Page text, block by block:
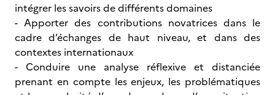
intégrer les savoirs de différents domaines
- Apporter des contributions novatrices dans le
cadre d’échanges de haut niveau, et dans des
contextes internationaux
- Conduire une analyse réflexive et distanciée
prenant en compte les enjeux, les problématiques